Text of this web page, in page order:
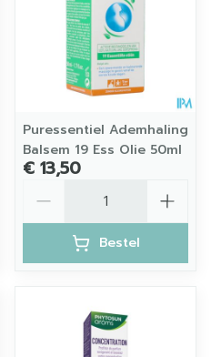
Puressentiel Ademhaling
Balsem 19 Ess Olie 50ml
€ 13,50
Bestel